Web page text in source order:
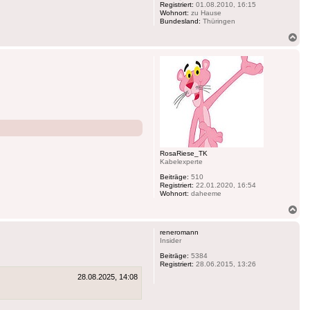
Registriert: 01.08.2010, 16:15
Wohnort: zu Hause
Bundesland: Thüringen
RosaRiese_TK
Kabelexperte
Beiträge: 510
Registriert: 22.01.2020, 16:54
Wohnort: daheeme
reneromann
Insider
Beiträge: 5384
Registriert: 28.06.2015, 13:26
28.08.2025, 14:08